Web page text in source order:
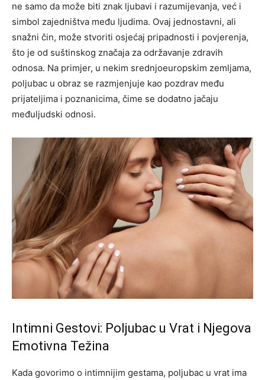
ne samo da može biti znak ljubavi i razumijevanja, već i
simbol zajedništva među ljudima. Ovaj jednostavni, ali
snažni čin, može stvoriti osjećaj pripadnosti i povjerenja,
što je od suštinskog značaja za održavanje zdravih
odnosa. Na primjer, u nekim srednjoeuropskim zemljama,
poljubac u obraz se razmjenjuje kao pozdrav među
prijateljima i poznanicima, čime se dodatno jačaju
međuljudski odnosi.
Intimni Gestovi: Poljubac u Vrat i Njegova
Emotivna Težina
Kada govorimo o intimnijim gestama, poljubac u vrat ima